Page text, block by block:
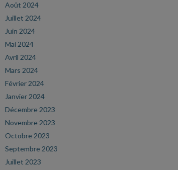
Août 2024
Juillet 2024
Juin 2024
Mai 2024
Avril 2024
Mars 2024
Février 2024
Janvier 2024
Décembre 2023
Novembre 2023
Octobre 2023
Septembre 2023
Juillet 2023